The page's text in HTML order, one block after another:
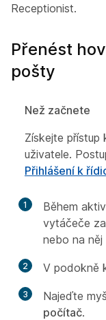
Receptionist.
Přenést
pošty
Než začnete
Získejte přístup
uživatele.
Přihlášení k
1
Během
vytáčeče
nebo na něj
2 V podokně
3 Najeďte
počítač.